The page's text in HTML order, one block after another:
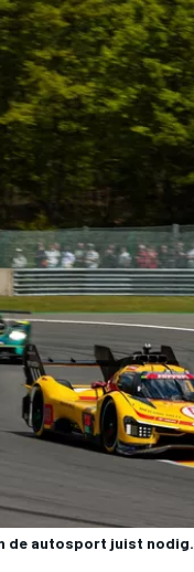
de autosport juist nodig.